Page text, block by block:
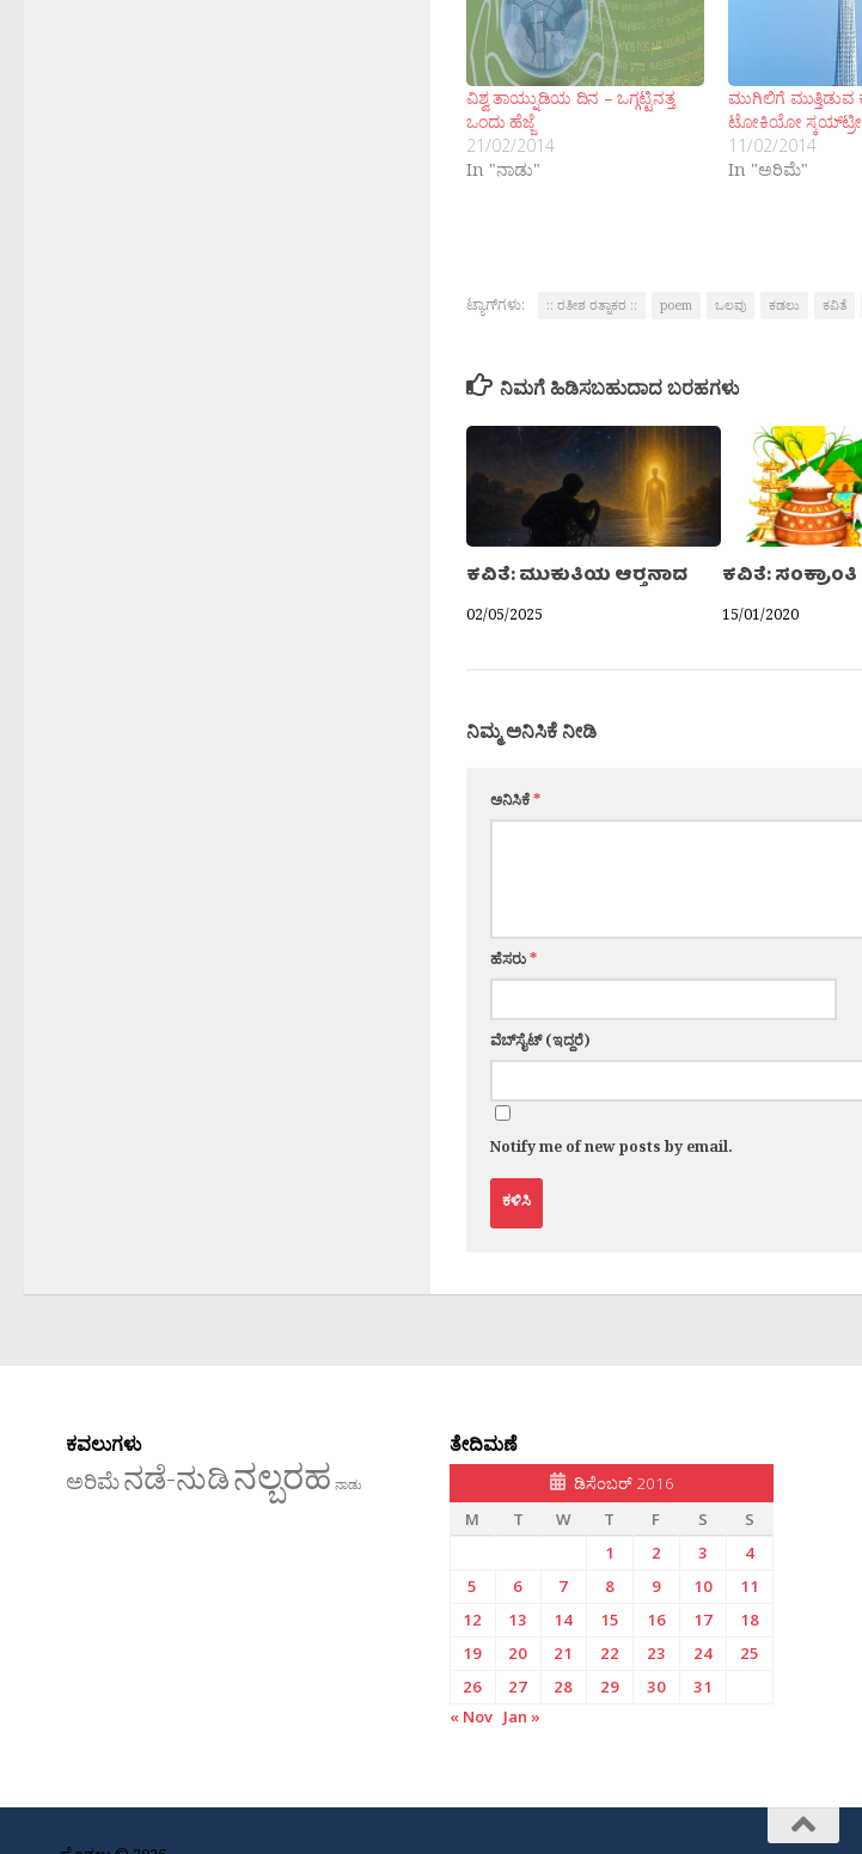
ವಿಶ್ವ ತಾಯ್ನುಡಿಯ ದಿನ – ಒಗ್ಗಟ್ಟಿನತ್ತ
ಒಂದು ಹೆಜ್ಜೆ
21/02/2014
In "ನಾಡು"
ಮುಗಿಲಿಗೆ ಮುತ್ತಿಡುವ
ಟೋಕಿಯೋ ಸ್ಕಯ್‍ಟ್ರೀ
11/02/2014
In "ಅರಿಮೆ"
ಟ್ಯಾಗ್‌ಗಳು: :: ರತೀಶ ರತ್ನಾಕರ :: poem ಒಲವು ಕಡಲು ಕವಿತೆ
ನಿಮಗೆ ಹಿಡಿಸಬಹುದಾದ ಬರಹಗಳು
ಕವಿತೆ: ಮುಕುತಿಯ ಆರ್‍ತನಾದ
02/05/2025
ಕವಿತೆ:
15/01/2020
ನಿಮ್ಮ ಅನಿಸಿಕೆ ನೀಡಿ
ಅನಿಸಿಕೆ*
ಹೆಸರು*
ವೆಬ್‌ಸೈಟ್ (ಇದ್ದರೆ)
Notify me of new posts by email.
ಕವಲುಗಳು
ಅರಿಮೆನಡೆ-ನುಡಿನಲ್ಬರಹ ನಾಡು
ತೇದಿಮಣೆ
ಡಿಸೆಂಬರ್ 2016
M
T W T F S
S
1
2 3
4
5
6 7 8 9 10
11
12
13 14 15 16 17
18
19
20 21 22 23 24
25
26
27 28 29 30
31
« Nov Jan »